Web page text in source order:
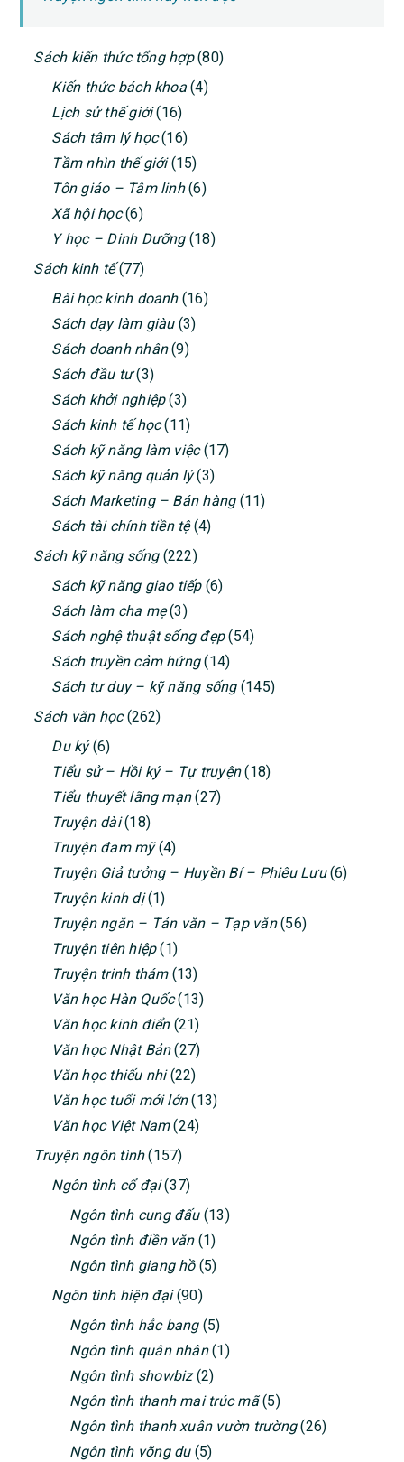
PRIMARY
SIDEBAR
Sách kiến thức tổng hợp(80)
Kiến thức bách khoa(4)
Lịch sử thế giới(16)
Sách tâm lý học(16)
Tầm nhìn thế giới(15)
Tôn giáo – Tâm linh(6)
Xã hội học(6)
Y học – Dinh Dưỡng(18)
Sách kinh tế(77)
Bài học kinh doanh(16)
Sách dạy làm giàu(3)
Sách doanh nhân(9)
Sách đầu tư(3)
Sách khởi nghiệp(3)
Sách kinh tế học(11)
Sách kỹ năng làm việc(17)
Sách kỹ năng quản lý(3)
Sách Marketing – Bán hàng(11)
Sách tài chính tiền tệ(4)
Sách kỹ năng sống(222)
Sách kỹ năng giao tiếp(6)
Sách làm cha mẹ(3)
Sách nghệ thuật sống đẹp(54)
Sách truyền cảm hứng(14)
Sách tư duy – kỹ năng sống(145)
Sách văn học(262)
Du ký(6)
Tiểu sử – Hồi ký – Tự truyện(18)
Tiểu thuyết lãng mạn(27)
Truyện dài(18)
Truyện đam mỹ(4)
Truyện Giả tưởng – Huyền Bí – Phiêu Lưu(6)
Truyện kinh dị(1)
Truyện ngắn – Tản văn – Tạp văn(56)
Truyện tiên hiệp(1)
Truyện trinh thám(13)
Văn học Hàn Quốc(13)
Văn học kinh điển(21)
Văn học Nhật Bản(27)
Văn học thiếu nhi(22)
Văn học tuổi mới lớn(13)
Văn học Việt Nam(24)
Truyện ngôn tình(157)
Ngôn tình cổ đại(37)
Ngôn tình cung đấu(13)
Ngôn tình điền văn(1)
Ngôn tình giang hồ(5)
Ngôn tình hiện đại(90)
Ngôn tình hắc bang(5)
Ngôn tình quân nhân(1)
Ngôn tình showbiz(2)
Ngôn tình thanh mai trúc mã(5)
Ngôn tình thanh xuân vườn trường(26)
Ngôn tình võng du(5)